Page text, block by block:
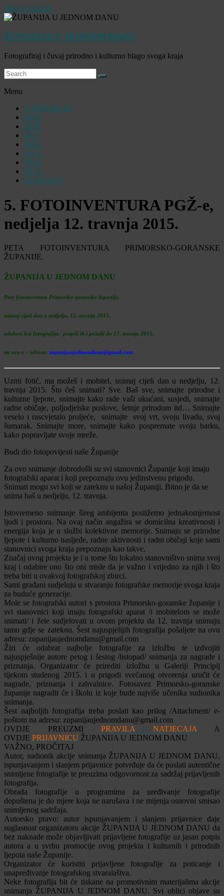
Skip to content
ŽUPANIJA U JEDNOM DANU
Fotografiraj i čuvaj prirodno i kulturno blago svoga kraja
Menu
O PROJEKTU
2024.
2018.
2017.
2016.
2015.
2014.
2013.
KONTAKT
5. FOTOINVENTURA PGŽ-e,
nedjelja 12. travnja 2015.
PETA FOTOINVENTURA PRIMORSKO-GORANSKE
ŽUPANIJE.
ŽUPANIJA U JEDNOM DANU
Peta fotoinventura Primorsko-goranske županije,
snimaj cijeli dan u nedjelju, 12. travnja 2015.
odaberi šest fotografija, potpiši ih i pošalji do 17. travnja 2015.
na ovu e – adresu: zupanijaujednomdanu@gmail.com
Uzmi fotić, ma možeš i mobitel, snimaj cijeli dan u nedjelju, 12.
travnja 2015. Što ćeš snimati? Sve. Baš sve, snimajte prirodne i
kulturne ljepote, snimajte kako rade vaši ukućani, susjedi, snimajte
radne običaje, poljodjelske poslove, šetnje prirodom itd… Snimajte
veselo i rascvjetalo proljeće, snimajte svoj vrt, svoju livadu, svoj
šumarak. Snimajte more, snimajte kako pospremate svoju barku,
kako popravljate svoje mreže.
Budi dio fotopovijesti naše Županije
Za ovo snimanje dobrodošli su svi stanovnici Županije koji imaju
fotografski aparat i koji prepoznaju ovu jedinstvenu prigodu.
Snimati mogu svi koji se zateknu u našoj Županiji. Bitno je da se
snima baš u nedjelju, 12. travnja.
Istovremeno snimanje šireg ambijenta postižemo jednakomjernost
ljudi i prostora. Na ovaj način angažira se domicilna kreativnosti i
energija koja je u službi kolektivne memorije. Snimaju se prirodne
ljepote i kulturno nasljeđe, radne aktivnosti i radni običaji koje sami
stanovnici svoga kraja prepoznaju kao takve.
Značaj ovog projekta je i u tome što lokalno stanovništvo snima svoj
kraj i odabire ono što oni misle da je važno i vrijedno za njih i što
treba biti u ovakvoj fotografskoj zbirci.
Sami građani sudjeluju u stvaranju fotografske memorije svoga kraja
za buduće generacije.
Mole se fotografski autori s prostora Primorsko-goranske županije i
svi stanovnici koji imaju fotografski aparat /i mobitelom se može
snimati/ i žele sudjelovati u ovom projektu da 12. travnja snimaju
tamo gdje se zateknu. Šest najuspjelijih fotografija pošaljete na ovu
adresu: zupanijaujednomdanu@gmail.com
Žiri će odabrat najbolje fotografije za izložbu te izdvojiti
najuspješnije autore petog i šestog /listopad/ snimanja za nagrade i
priznanja. Organizator će prirediti izložbu u Galeriji Principij
tijekom studenog 2015. i u prigodi svečanog otvorenja uručit će
nagrade, priznanja i zahvalnice. Fotosavez Primorsko-goranske
županije nagradit će i školu iz koje bude najviše učenika sudionika
snimanja.
Šest najboljih fotografija treba poslati kao prilog /Attachment/ e-
poštom na adresu: zupanijaujednomdanu@gmail.com
OVDJE PREUZMI PRAVILA NATJECAJAA
OVDJE PRIJAVNICU ŽUPANIJA U JEDNOM DANU
VAŽNO, PROČITAJ
Autor, sudionik akcije snimanja ŽUPANIJA U JEDNOM DANU,
ispunjavanjem i slanjem prijavnice potvrđuje da će poslati autentične
snimljene fotografije te preuzima odgovornost za sadržaj prijavljenih
fotografija.
Obrada fotografije u programima za uređivanje fotografije
dopuštena je do mjere koja ne narušava i ne mijenja osnovni smisao
snimljenog sadržaja.
Autorsko pravo: autor ispunjavanjem i slanjem prijavnice daje
suglasnost organizatoru akcije ŽUPANIJA U JEDNOM DANU da
bez naknade može objavljivati prijavljene fotografije uz jasan potpis
autora a u svrhu promocije ovog projekta i kulturnih i prirodnih
ljepota naše Županije.
Organizator će koristiti prijavljene fotografije za poticanje i
unapređivanje fotografskog stvaralaštva.
Neke fotografija bit će tiskane na promotivnim materijalima akcije
snimanja ŽUPANIJA U JEDNOM DANU. Svi oblici objave su